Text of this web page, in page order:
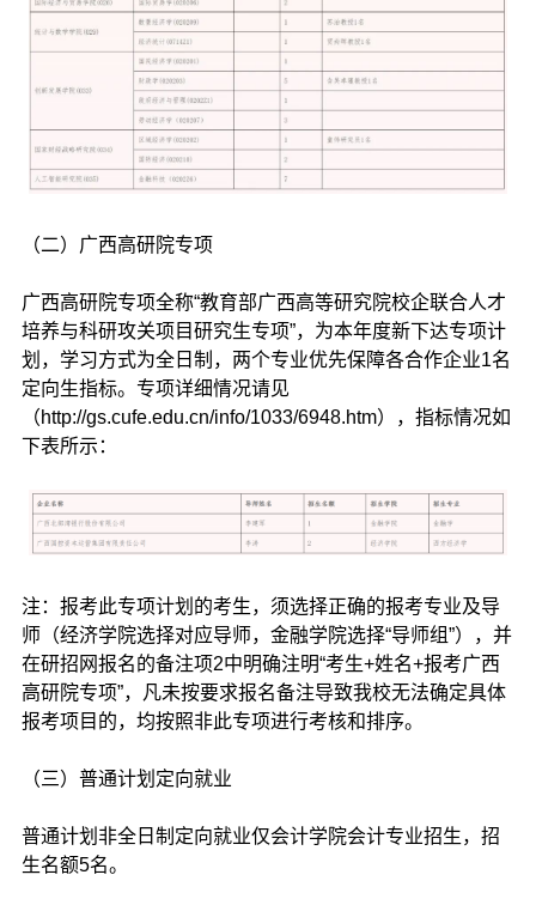
（二）广西高研院专项
广西高研院专项全称“教育部广西高等研究院校企联合人才
培养与科研攻关项目研究生专项”，为本年度新下达专项计
划，学习方式为全日制，两个专业优先保障各合作企业1名
定向生指标。专项详细情况请见
（http://gs.cufe.edu.cn/info/1033/6948.htm），指标情况如
下表所示：
注：报考此专项计划的考生，须选择正确的报考专业及导
师（经济学院选择对应导师，金融学院选择“导师组”），并
在研招网报名的备注项2中明确注明“考生+姓名+报考广西
高研院专项”，凡未按要求报名备注导致我校无法确定具体
报考项目的，均按照非此专项进行考核和排序。
（三）普通计划定向就业
普通计划非全日制定向就业仅会计学院会计专业招生，招
生名额5名。